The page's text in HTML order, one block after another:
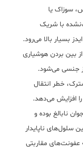
سوزاک یا
با شریک
بین بردن هوشیاری
جنسی می‌شود.
خطر انتقال
نابالغ بوده و
سلول‌های ناپایدار
عفونت‌های مقاربتی